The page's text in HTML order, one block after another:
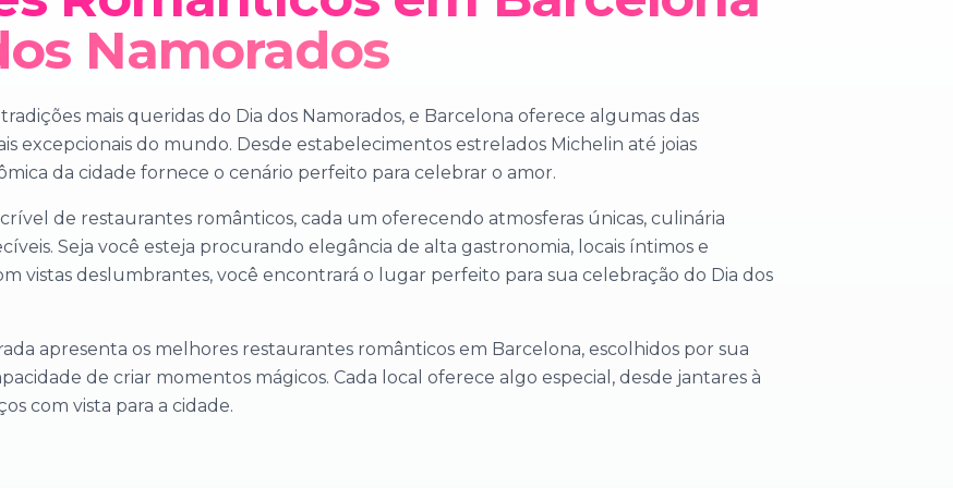
Namorados
mais queridas do Dia dos Namorados, e Barcelona oferece algumas das
excepcionais do mundo. Desde estabelecimentos estrelados Michelin até joias
da cidade fornece o cenário perfeito para celebrar o amor.
de restaurantes românticos, cada um oferecendo atmosferas únicas, culinária
Seja você esteja procurando elegância de alta gastronomia, locais íntimos e
vistas deslumbrantes, você encontrará o lugar perfeito para sua celebração do Dia dos
apresenta os melhores restaurantes românticos em Barcelona, escolhidos por sua
de criar momentos mágicos. Cada local oferece algo especial, desde jantares à
com vista para a cidade.